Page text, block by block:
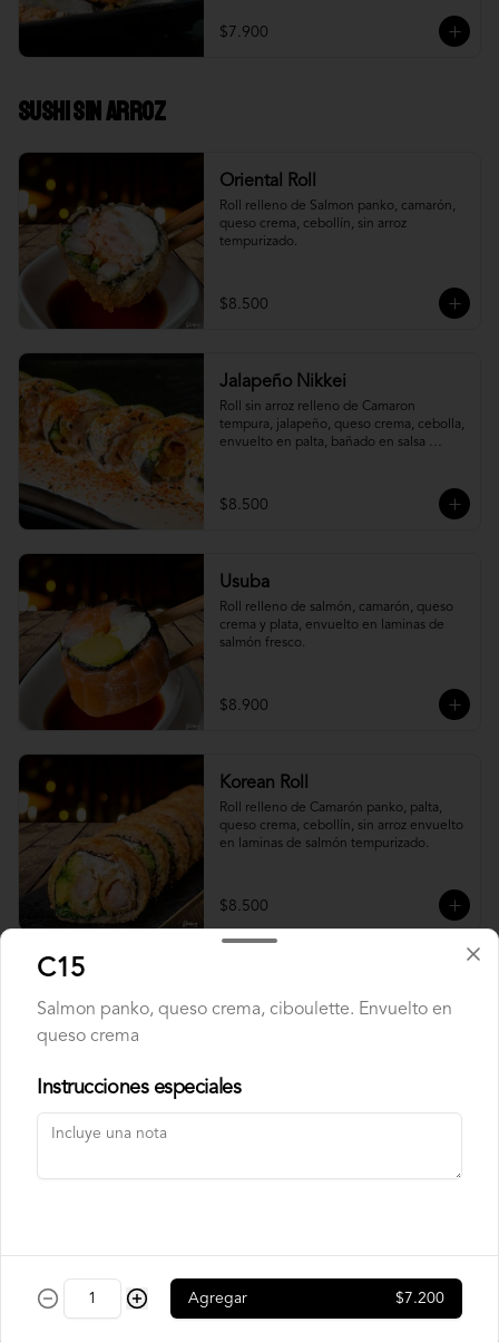
$7.900
Sushi Sin Arroz
Oriental Roll
Roll relleno de Salmon panko, camarón,
queso crema, cebollín, sin arroz
tempurizado.
$8.500
Jalapeño Nikkei
Roll sin arroz relleno de Camaron
tempura, jalapeño, queso crema, cebolla,
envuelto en palta, bañado en salsa
$8.500
Usuba
Roll relleno de salmón, camarón, queso
crema y plata, envuelto en laminas de
salmón fresco.
$8.900
Korean Roll
Roll relleno de Camarón panko, palta,
queso crema, cebollín, sin arroz envuelto
en laminas de salmón tempurizado.
$8.500
Roll relleno de Pollo apanado , queso
Nori Champ Roll
$7.900
C15
Salmon panko, queso crema, ciboulette. Envuelto en
queso crema
Instrucciones especiales
Agregar $7.200